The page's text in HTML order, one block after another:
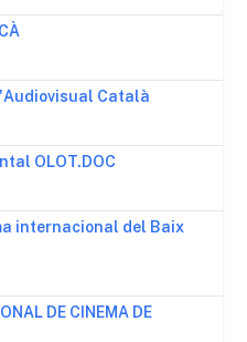
Català
OLOT.DOC
internacional del Baix
DE CINEMA DE